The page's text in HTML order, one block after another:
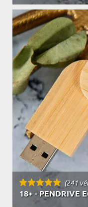
(241
18+ - PENDRIVE